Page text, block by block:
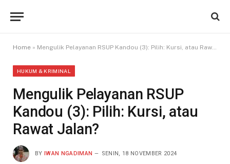
Home » Mengulik Pelayanan RSUP Kandou (3): Pilih: Kursi, atau Rawat Jalan?
HUKUM & KRIMINAL
Mengulik Pelayanan RSUP
Kandou (3): Pilih: Kursi, atau
Rawat Jalan?
BY IWAN NGADIMAN SENIN, 18 NOVEMBER 2024